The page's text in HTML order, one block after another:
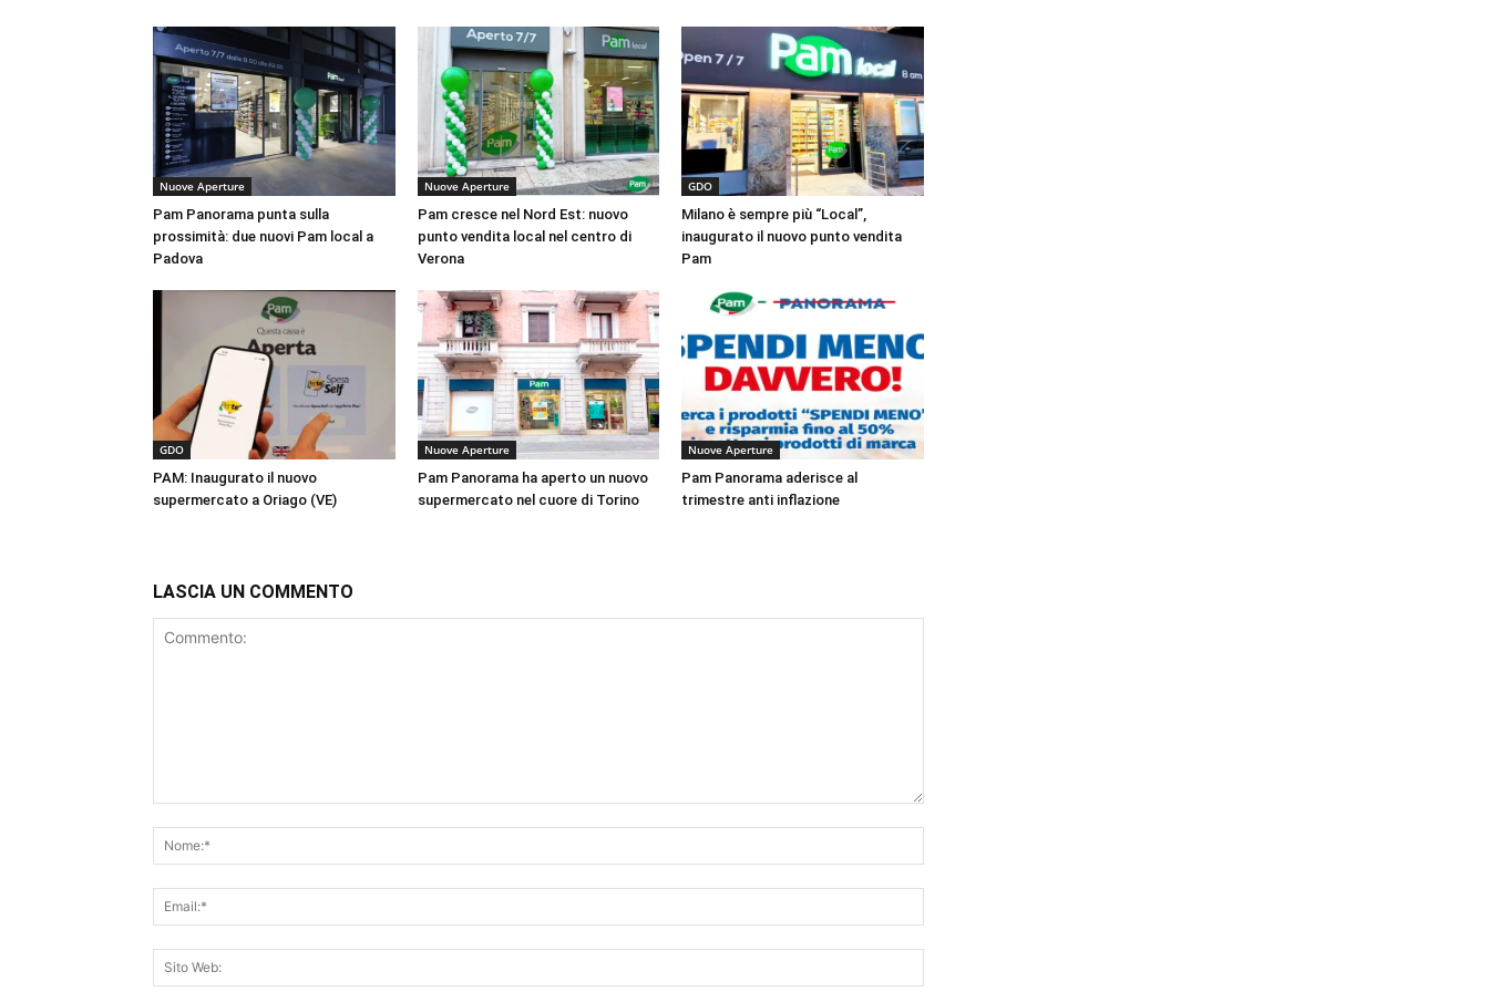
Nuove Aperture
Pam Panorama punta sulla
prossimità: due nuovi Pam local a
Padova
Nuove Aperture
Pam cresce nel Nord Est: nuovo
punto vendita local nel centro di
Verona
GDO
Milano è sempre più “Local”,
inaugurato il nuovo punto vendita
Pam
GDO
PAM: Inaugurato il nuovo
supermercato a Oriago (VE)
Nuove Aperture
Pam Panorama ha aperto un nuovo
supermercato nel cuore di Torino
Nuove Aperture
Pam Panorama aderisce al
trimestre anti inflazione
LASCIA UN COMMENTO
Web: